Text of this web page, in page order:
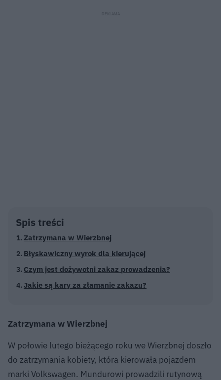
ciemnoszara nawierzchnia drogi z dwoma białymi, ciągłymi liniami, które
Spis treści
Zatrzymana w Wierzbnej
Błyskawiczny wyrok dla kierującej
Czym jest dożywotni zakaz prowadzenia?
Jakie są kary za złamanie zakazu?
Zatrzymana w Wierzbnej
W połowie lutego bieżącego roku we Wierzbnej doszło
do zatrzymania kobiety, która kierowała pojazdem
marki Volkswagen. Mundurowi prowadzili rutynową